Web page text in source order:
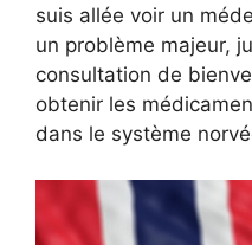
suis allée voir un
un problème majeur,
consultation de
obtenir les
dans le système